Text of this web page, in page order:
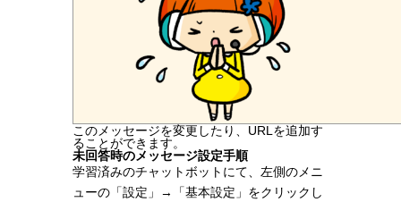
このメッセージを変更したり、URLを追加す
ることができます。
未回答時のメッセージ設定手順
学習済みのチャットボットにて、左側のメニ
ューの「設定」→「基本設定」をクリックし